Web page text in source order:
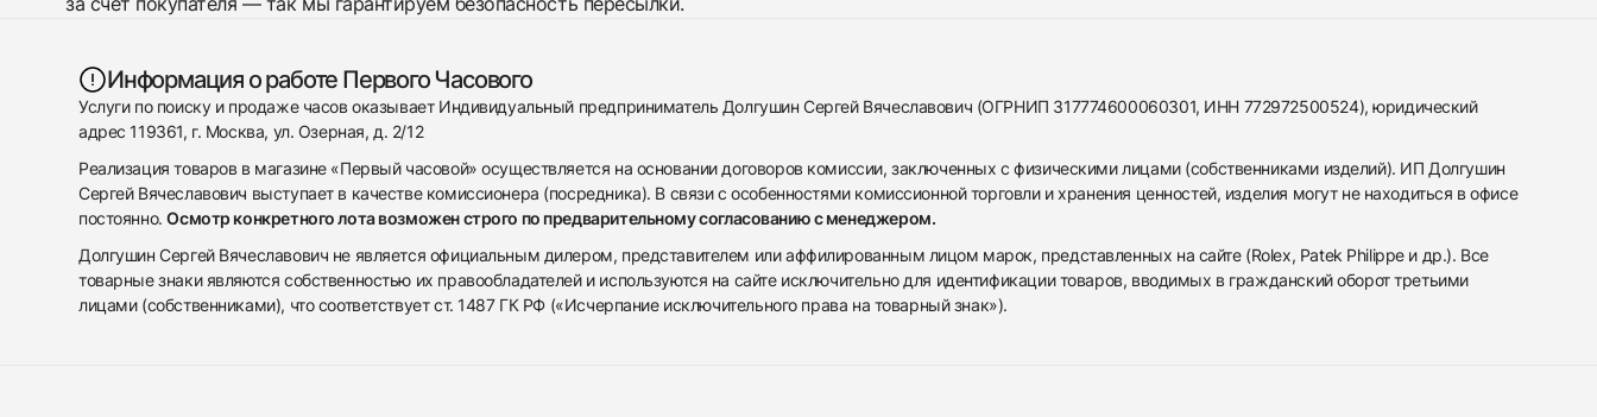
Информация о работе Первого Часового
Услуги по поиску и продаже часов оказывает Индивидуальный предприниматель Долгушин Сергей Вячеславович (ОГРНИП 317774600060301, ИНН 772972500524), юридический
адрес 119361, г. Москва, ул. Озерная, д. 2/12
Реализация товаров в магазине «Первый часовой» осуществляется на основании договоров комиссии, заключенных с физическими лицами (собственниками изделий). ИП Долгушин
Сергей Вячеславович выступает в качестве комиссионера (посредника). В связи с особенностями комиссионной торговли и хранения ценностей, изделия могут не находиться в офисе
постоянно.Осмотр конкретного лота возможен строго по предварительному согласованию с менеджером.
Долгушин Сергей Вячеславович не является официальным дилером, представителем или аффилированным лицом марок, представленных на сайте (Rolex, Patek Philippe и др.). Все
товарные знаки являются собственностью их правообладателей и используются на сайте исключительно для идентификации товаров, вводимых в гражданский оборот третьими
лицами (собственниками), что соответствует ст. 1487 ГК РФ («Исчерпание исключительного права на товарный знак»).